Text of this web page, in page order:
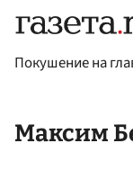
Покушение на
Максим